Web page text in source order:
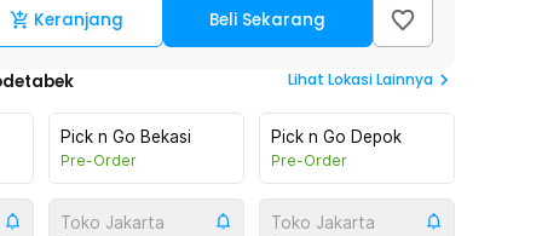
Keranjang Beli Sekarang
Lihat Lokasi Lainnya
Pick n Go Bekasi
Pre-Order
Pick n Go Depok
Pre-Order
Toko Jakarta
Toko Jakarta